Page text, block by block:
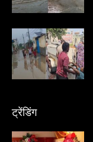
ट्रेंडिंग